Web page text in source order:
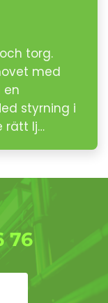
torg.
med
en
styrning i
rätt lj…
76